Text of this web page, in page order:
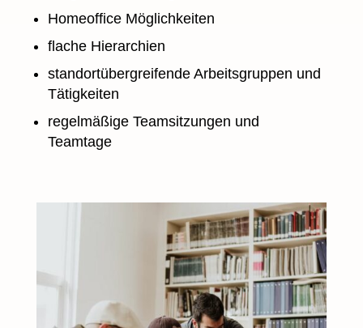
Homeoffice Möglichkeiten
flache Hierarchien
standortübergreifende Arbeitsgruppen und
Tätigkeiten
regelmäßige Teamsitzungen und
Teamtage